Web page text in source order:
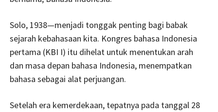
Solo, 1938—menjadi tonggak penting bagi babak
sejarah kebahasaan kita. Kongres bahasa Indonesia
pertama (KBI I) itu dihelat untuk menentukan arah
dan masa depan bahasa Indonesia, menempatkan
bahasa sebagai alat perjuangan.
Setelah era kemerdekaan, tepatnya pada tanggal 28